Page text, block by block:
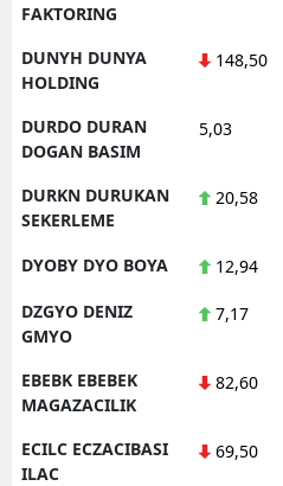
FAKTORING
DUNYH DUNYA
HOLDING
148,50
DURDO DURAN
DOGAN BASIM
5,03
DURKN DURUKAN
SEKERLEME
20,58
DYOBY DYO BOYA 12,94
DZGYO DENIZ
GMYO
7,17
EBEBK EBEBEK
MAGAZACILIK
82,60
ECILC ECZACIBASI
ILAC
69,50